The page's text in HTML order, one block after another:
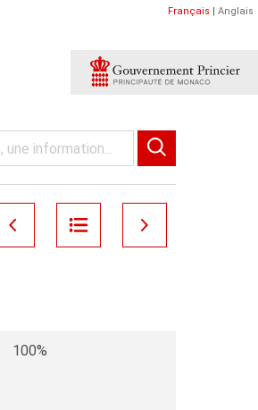
Français | Anglais
100%